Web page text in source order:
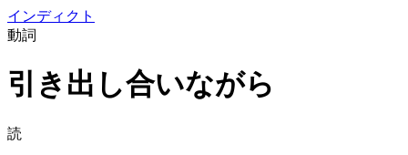
インディクト
動詞
引き出し合いながら
読